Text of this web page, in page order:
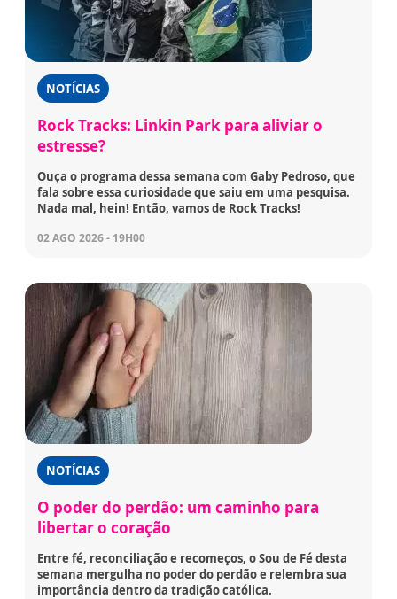
NOTÍCIAS
Rock Tracks: Linkin Park para aliviar o
estresse?
Ouça o programa dessa semana com Gaby Pedroso, que
fala sobre essa curiosidade que saiu em uma pesquisa.
Nada mal, hein! Então, vamos de Rock Tracks!
02 AGO 2026 - 19H00
NOTÍCIAS
O poder do perdão: um caminho para
libertar o coração
Entre fé, reconciliação e recomeços, o Sou de Fé desta
semana mergulha no poder do perdão e relembra sua
importância dentro da tradição católica.